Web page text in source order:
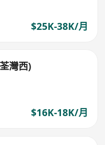
$25K-38K/月
灣西)
$16K-18K/月